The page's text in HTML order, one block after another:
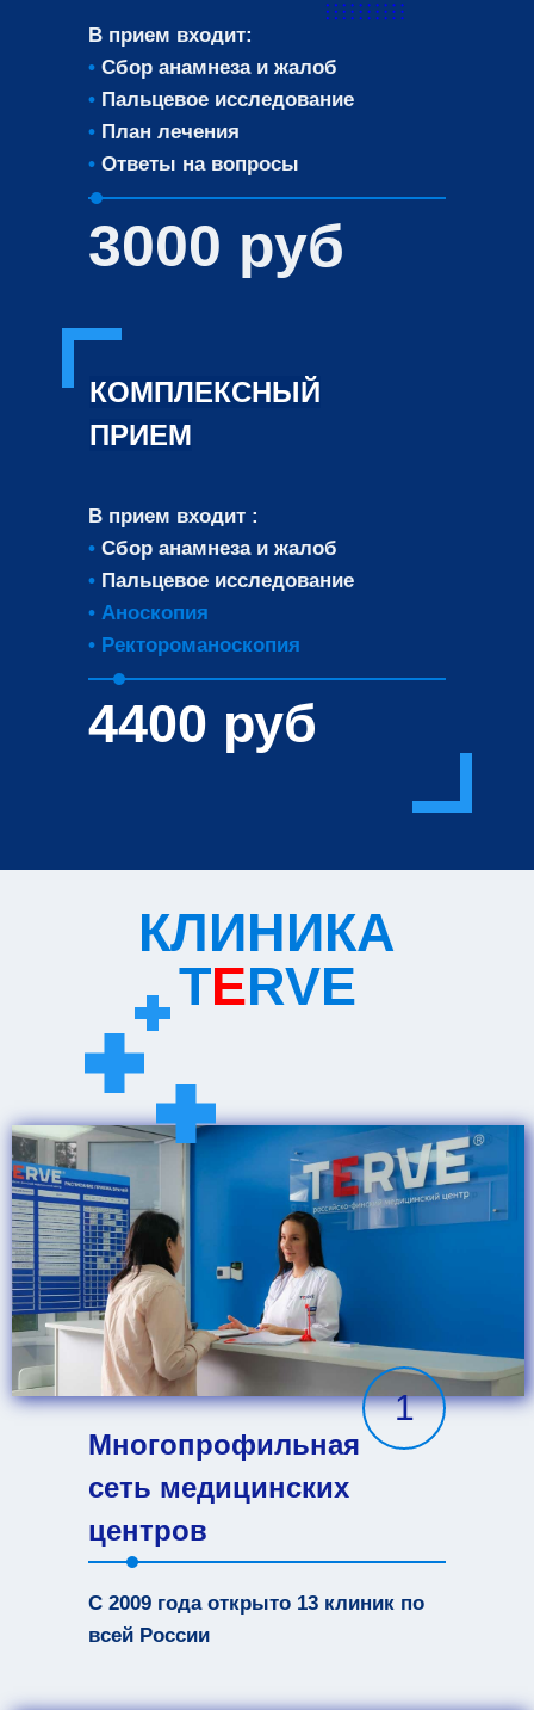
В прием входит:
• Сбор анамнеза и жалоб
• Пальцевое исследование
• План лечения
• Ответы на вопросы
3000 руб
КОМПЛЕКСНЫЙ
ПРИЕМ
В прием входит :
• Сбор анамнеза и жалоб
• Пальцевое исследование
• Аноскопия
• Ректороманоскопия
4400 руб
КЛИНИКА
TERVE
Многопрофильная
сеть медицинских
центров
С 2009 года открыто 13 клиник по
всей России
1